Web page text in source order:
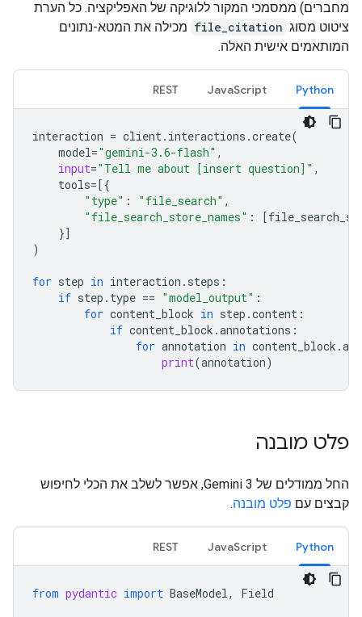
מחברים) ממסמכי המקור ללוגיקה של האפליקציה. כל הערת
ציטוט מסוג file_citation מכילה את המטא-נתונים
המותאמים אישית האלה.
Python
JavaScript
REST
interaction = client. interactions .create(
model="gemini-3.6-flash" ,
input="Tell me about [insert question]" ,
tools=[{
"type" : "file_search" ,
"file_search_store_names" : [
}]
)
for step in interaction . steps :
if step . type == "model_output" :
for content_block in step .content :
if content_block .annotations :
for annotation in content_block .
print(annotation)
פלט מובנה
החל ממודלים של Gemini 3, אפשר לשלב את הכלי לחיפוש
קבצים עם פלט מובנה.
Python
JavaScript
REST
from pydantic import BaseModel, Field